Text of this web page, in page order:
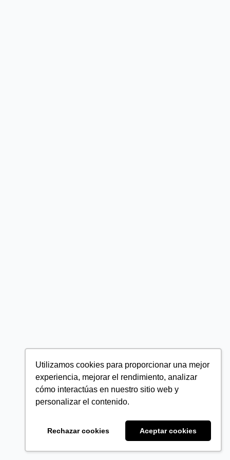
Utilizamos cookies para proporcionar una mejor
experiencia, mejorar el rendimiento, analizar
cómo interactúas en nuestro sitio web y
personalizar el contenido.
Rechazar cookies Aceptar cookies